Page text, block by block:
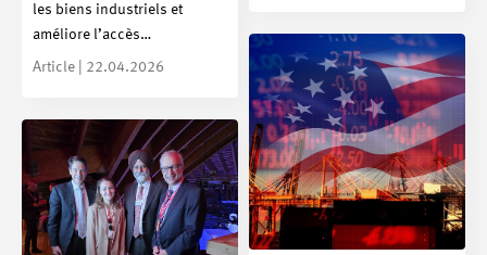
les biens industriels et
améliore l’accès…
Article | 22.04.2026